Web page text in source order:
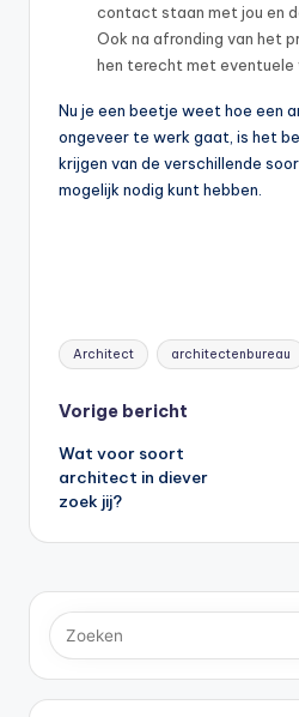
contact staan met jou en
Ook na afronding van het
hen terecht met eventuele
Nu je een beetje weet hoe een
ongeveer te werk gaat, is het
krijgen van de verschillende
mogelijk nodig kunt hebben.
Tags:
Architect architectenbureau
Bericht
navigatie
Vorige bericht
Wat voor soort
architect in diever
zoek jij?